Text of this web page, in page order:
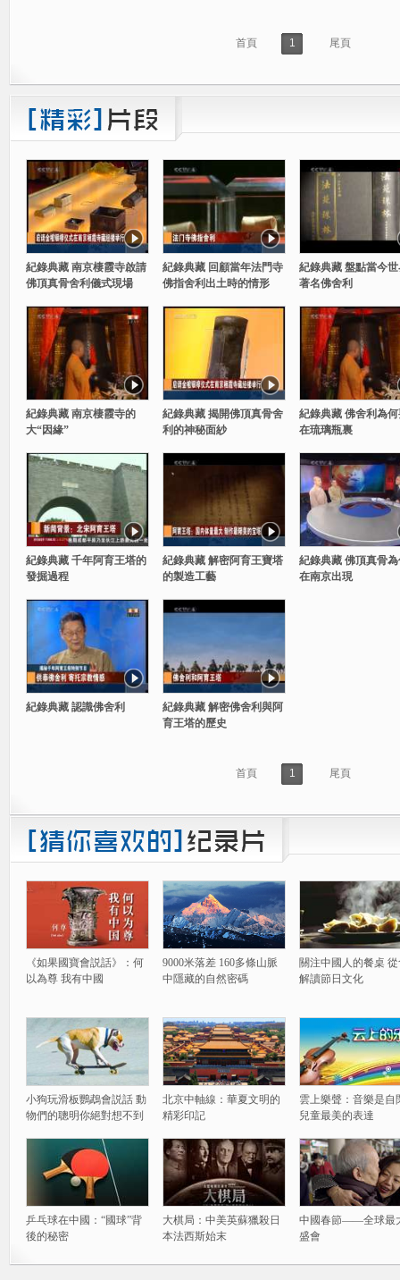
首頁 1 尾頁
紀錄典藏 南京棲霞寺啟請
佛頂真骨舍利儀式現場
紀錄典藏 回顧當年法門寺
佛指舍利出土時的情形
紀錄典藏 盤點當今
著名佛舍利
紀錄典藏 南京棲霞寺的
大“因緣”
紀錄典藏 揭開佛頂真骨舍
利的神秘面紗
紀錄典藏 佛舍利為
在琉璃瓶裏
紀錄典藏 千年阿育王塔的
發掘過程
紀錄典藏 解密阿育王寶塔
的製造工藝
紀錄典藏 佛頂真骨
在南京出現
紀錄典藏 認識佛舍利
紀錄典藏 解密佛舍利與阿
育王塔的歷史
首頁 1 尾頁
《如果國寶會説話》：何
以為尊 我有中國
9000米落差 160多條山脈
中隱藏的自然密碼
關注中國人的餐桌
解讀節日文化
小狗玩滑板鸚鵡會説話 動
物們的聰明你絕對想不到
北京中軸線：華夏文明的
精彩印記
雲上樂聲：音樂是自
兒童最美的表達
乒乓球在中國：“國球”背
後的秘密
大棋局：中美英蘇獵殺日
本法西斯始末
中國春節——全球最
盛會